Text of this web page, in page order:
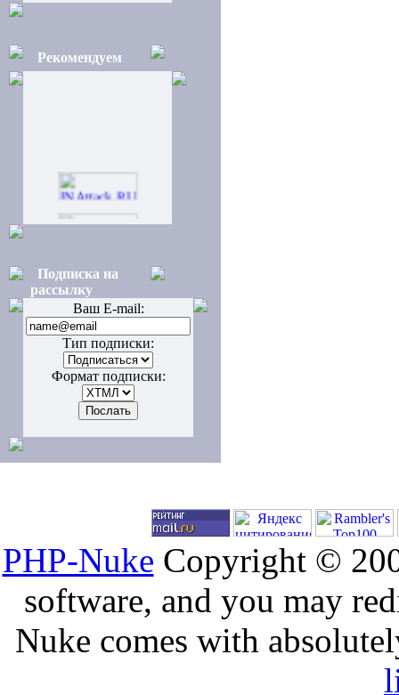
Рекомендуем
Подписка на
рассылку
Ваш E-mail:
Тип подписки:
Формат подписки:
PHP-Nuke Copyright ©
software, and you may
Nuke comes with